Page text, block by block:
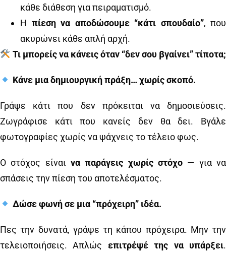
κάθε διάθεση για πειραματισμό.
Η πίεση να αποδώσουμε “κάτι σπουδαίο”, που
ακυρώνει κάθε απλή αρχή.
Τι μπορείς να κάνεις όταν “δεν σου βγαίνει” τίποτα;
Κάνε μια δημιουργική πράξη… χωρίς σκοπό.
Γράψε κάτι που δεν πρόκειται να δημοσιεύσεις.
Ζωγράφισε κάτι που κανείς δεν θα δει. Βγάλε
φωτογραφίες χωρίς να ψάχνεις το τέλειο φως.
Ο στόχος είναι να παράγεις χωρίς στόχο — για να
σπάσεις την πίεση του αποτελέσματος.
Δώσε φωνή σε μια “πρόχειρη” ιδέα.
Πες την δυνατά, γράψε τη κάπου πρόχειρα. Μην την
τελειοποιήσεις. Απλώς επιτρέψέ της να υπάρξει.